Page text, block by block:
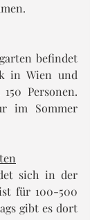
befindet
in Wien und
Personen.
im Sommer
sich in der
für 100-500
gibt es dort